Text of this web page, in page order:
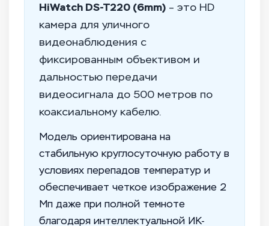
HiWatch DS-T220 (6mm) – это HD
камера для уличного
видеонаблюдения с
фиксированным объективом и
дальностью передачи
видеосигнала до 500 метров по
коаксиальному кабелю.
Модель ориентирована на
стабильную круглосуточную работу в
условиях перепадов температур и
обеспечивает четкое изображение 2
Мп даже при полной темноте
благодаря интеллектуальной ИК-